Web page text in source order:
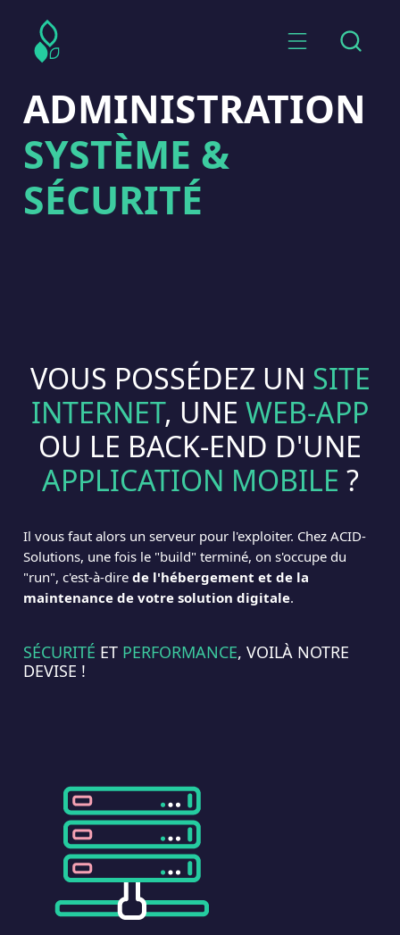
ADMINISTRATION
SYSTÈME &
SÉCURITÉ
VOUS POSSÉDEZ UN SITE
INTERNET, UNE WEB-APP
OU LE BACK-END D'UNE
APPLICATION MOBILE ?
Il vous faut alors un serveur pour l'exploiter. Chez ACID-
Solutions, une fois le "build" terminé, on s'occupe du
"run", c'est-à-dire de l'hébergement et de la
maintenance de votre solution digitale.
SÉCURITÉ ET PERFORMANCE, VOILÀ NOTRE
DEVISE !